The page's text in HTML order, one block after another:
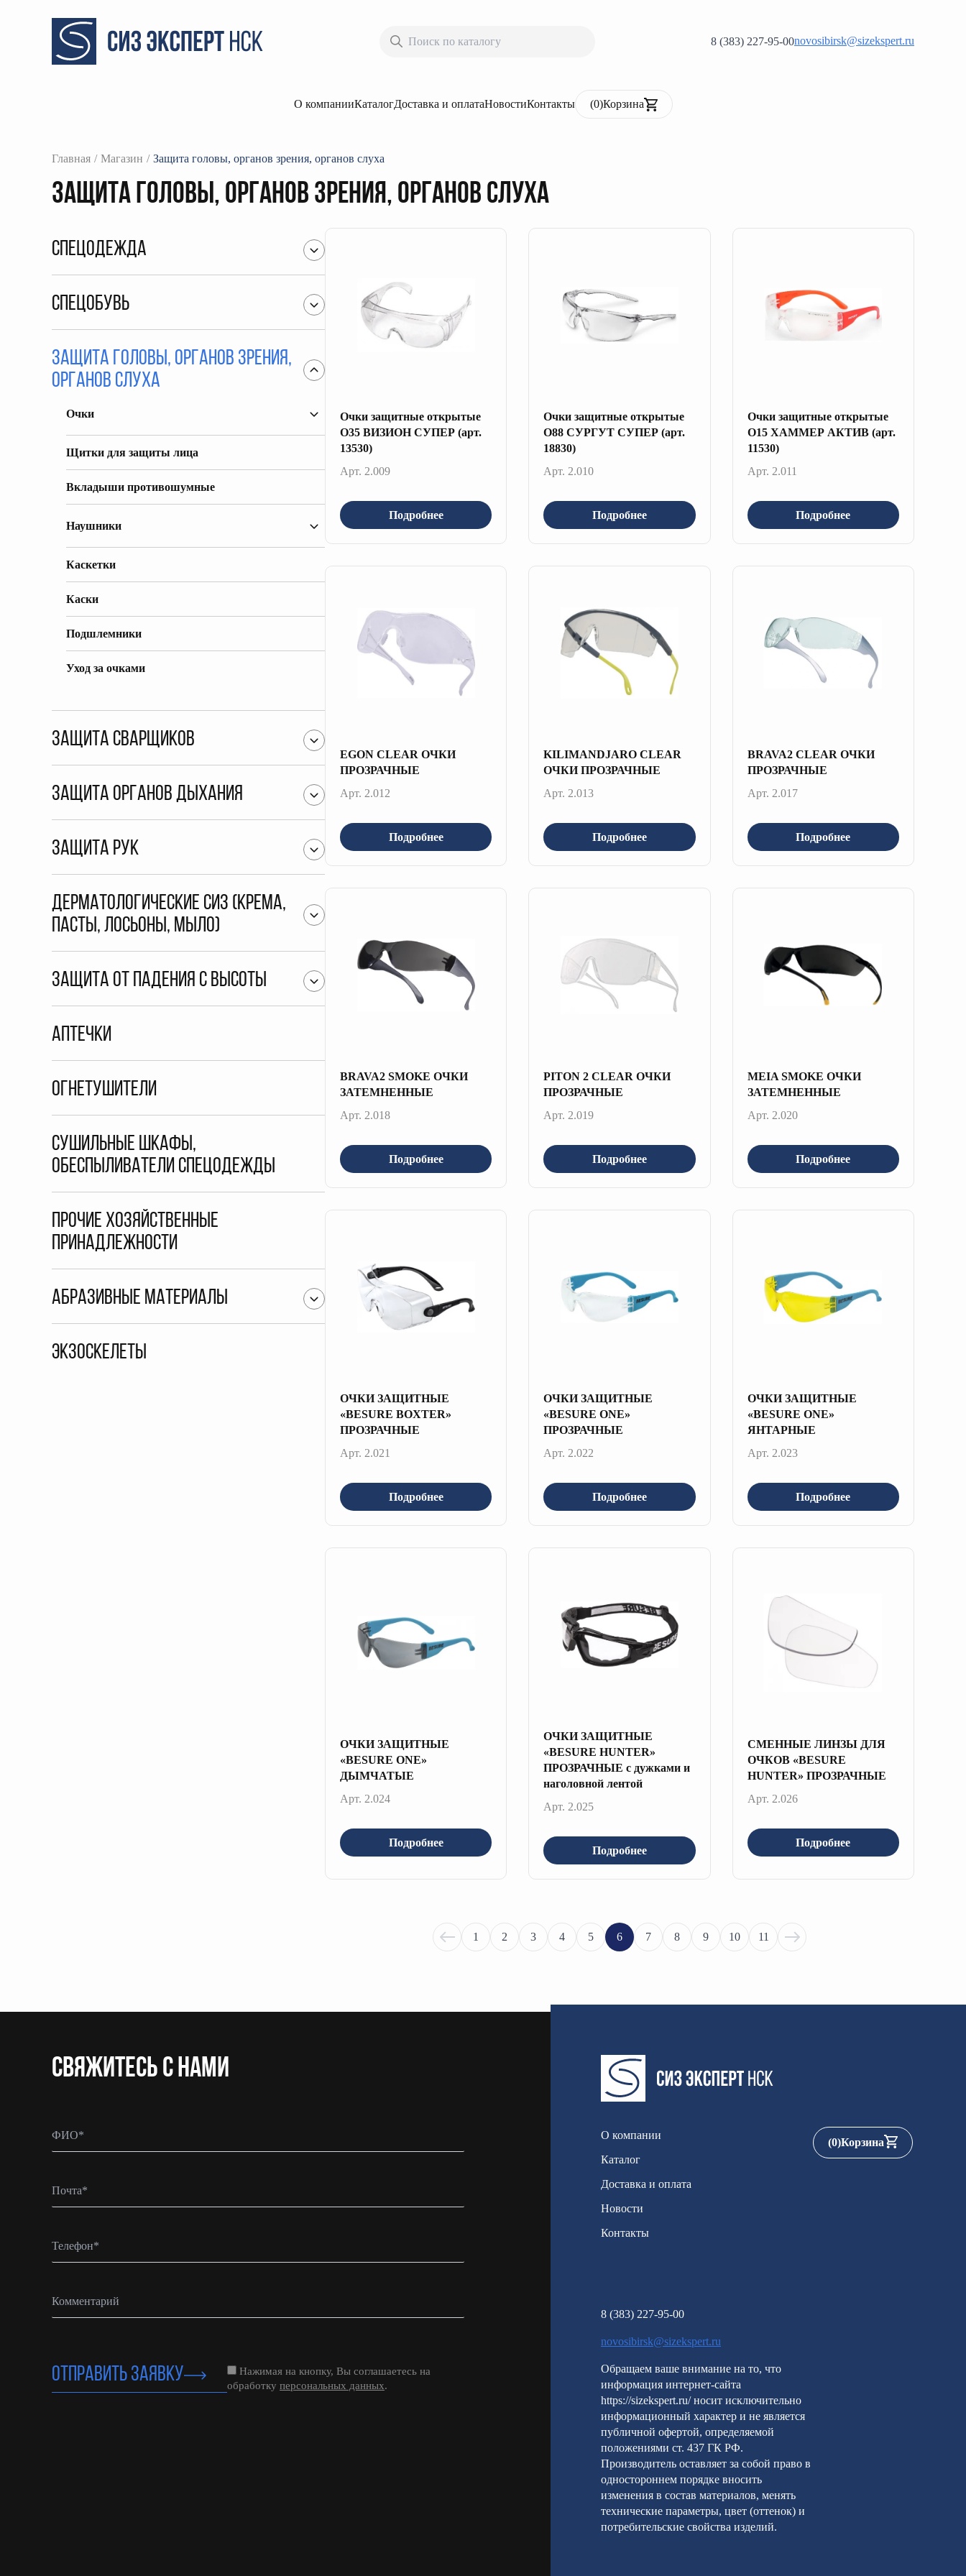
8 (383) 227-95-00novosibirsk@sizekspert.ru
О компанииКаталогДоставка и оплатаНовостиКонтакты (0)Корзина
Главная Магазин Защита головы, органов зрения, органов слуха
Защита головы, органов зрения, органов слуха
Спецодежда
Спецобувь
Защита головы, органов зрения,
органов слуха
Очки
Щитки для защиты лица
Вкладыши противошумные
Наушники
Каскетки
Каски
Подшлемники
Уход за очками
Защита сварщиков
Защита органов дыхания
Защита рук
Дерматологические СИЗ (крема,
пасты, лосьоны, мыло)
Защита от падения с высоты
Аптечки
Огнетушители
Сушильные шкафы,
обеспыливатели спецодежды
Прочие хозяйственные
принадлежности
Абразивные материалы
Экзоскелеты
Очки защитные открытые
О35 ВИЗИОН СУПЕР (арт.
13530)
Арт. 2.009
Подробнее
Очки защитные открытые
О88 СУРГУТ СУПЕР (арт.
18830)
Арт. 2.010
Подробнее
Очки защитные открытые
О15 ХАММЕР АКТИВ (арт.
11530)
Арт. 2.011
Подробнее
EGON CLEAR ОЧКИ
ПРОЗРАЧНЫЕ
Арт. 2.012
Подробнее
KILIMANDJARO CLEAR
ОЧКИ ПРОЗРАЧНЫЕ
Арт. 2.013
Подробнее
BRAVA2 CLEAR ОЧКИ
ПРОЗРАЧНЫЕ
Арт. 2.017
Подробнее
BRAVA2 SMOKE ОЧКИ
ЗАТЕМНЕННЫЕ
Арт. 2.018
Подробнее
PITON 2 CLEAR ОЧКИ
ПРОЗРАЧНЫЕ
Арт. 2.019
Подробнее
MEIA SMOKE ОЧКИ
ЗАТЕМНЕННЫЕ
Арт. 2.020
Подробнее
ОЧКИ ЗАЩИТНЫЕ
«BESURE BOXTER»
ПРОЗРАЧНЫЕ
Арт. 2.021
Подробнее
ОЧКИ ЗАЩИТНЫЕ
«BESURE ONE»
ПРОЗРАЧНЫЕ
Арт. 2.022
Подробнее
ОЧКИ ЗАЩИТНЫЕ
«BESURE ONE»
ЯНТАРНЫЕ
Арт. 2.023
Подробнее
ОЧКИ ЗАЩИТНЫЕ
«BESURE ONE»
ДЫМЧАТЫЕ
Арт. 2.024
Подробнее
ОЧКИ ЗАЩИТНЫЕ
«BESURE HUNTER»
ПРОЗРАЧНЫЕ с дужками и
наголовной лентой
Арт. 2.025
Подробнее
СМЕННЫЕ ЛИНЗЫ ДЛЯ
ОЧКОВ «BESURE
HUNTER» ПРОЗРАЧНЫЕ
Арт. 2.026
Подробнее
1 2 3 4 5 6 7 8 9 10 11
CВЯЖИТЕСЬ С НАМИ
ОТПРАВИТЬ ЗАЯВКУ
Нажимая на кнопку, Вы соглашаетесь на
обработку персональных данных.
О компании
Каталог
Доставка и оплата
Новости
Контакты
8 (383) 227-95-00
novosibirsk@sizekspert.ru
Обращаем ваше внимание на то, что
информация интернет-сайта
https://sizekspert.ru/ носит исключительно
информационный характер и не является
публичной офертой, определяемой
положениями ст. 437 ГК РФ.
Производитель оставляет за собой право в
одностороннем порядке вносить
изменения в состав материалов, менять
технические параметры, цвет (оттенок) и
потребительские свойства изделий.
(0)Корзина